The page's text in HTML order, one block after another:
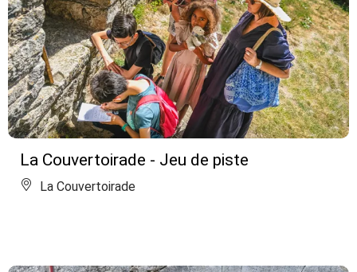
La Couvertoirade - Jeu de piste
La Couvertoirade